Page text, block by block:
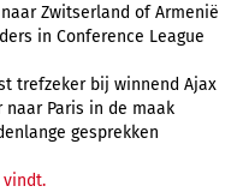
Zwitserland of Armenië
in Conference League
trefzeker bij winnend Ajax
Paris in de maak
gesprekken